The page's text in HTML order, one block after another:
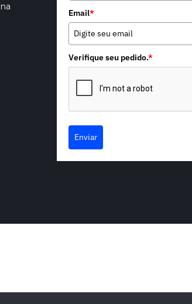
Email*
Verifique seu pedido.*
Enviar